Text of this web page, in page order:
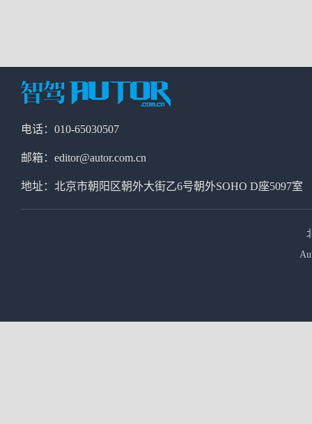
电话：010-65030507
邮箱：editor@autor.com.cn
地址：北京市朝阳区朝外大街乙6号朝外SOHO D座5097室